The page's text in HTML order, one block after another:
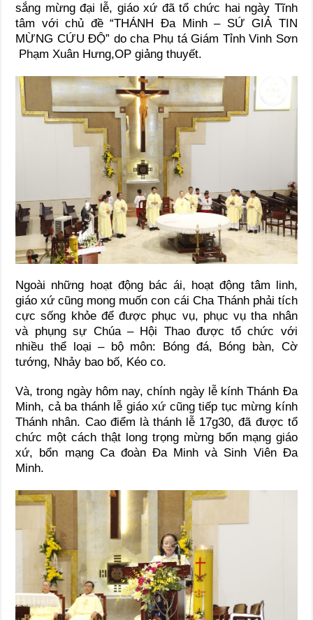
sắng mừng đại lễ, giáo xứ đã tổ chức hai ngày Tĩnh
tâm với chủ đề “THÁNH Đa Minh – SỨ GIẢ TIN
MỪNG CỨU ĐỘ” do cha Phụ tá Giám Tỉnh Vinh Sơn
Phạm Xuân Hưng,OP giảng thuyết.
Ngoài những hoạt động bác ái, hoạt động tâm linh,
giáo xứ cũng mong muốn con cái Cha Thánh phải tích
cực sống khỏe để được phục vụ, phục vụ tha nhân
và phụng sự Chúa – Hội Thao được tổ chức với
nhiều thể loại – bộ môn: Bóng đá, Bóng bàn, Cờ
tướng, Nhảy bao bố, Kéo co.
Và, trong ngày hôm nay, chính ngày lễ kính Thánh Đa
Minh, cả ba thánh lễ giáo xứ cũng tiếp tục mừng kính
Thánh nhân. Cao điểm là thánh lễ 17g30, đã được tổ
chức một cách thật long trọng mừng bổn mạng giáo
xứ, bổn mạng Ca đoàn Đa Minh và Sinh Viên Đa
Minh.